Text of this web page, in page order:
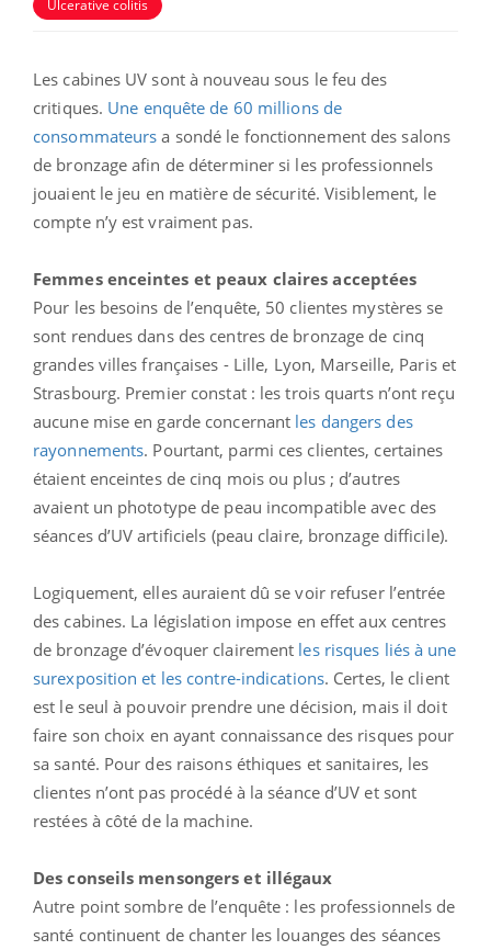
Ulcerative colitis
Les cabines UV sont à nouveau sous le feu des
critiques. Une enquête de 60 millions de
consommateurs a sondé le fonctionnement des salons
de bronzage afin de déterminer si les professionnels
jouaient le jeu en matière de sécurité. Visiblement, le
compte n’y est vraiment pas.
Femmes enceintes et peaux claires acceptées
Pour les besoins de l’enquête, 50 clientes mystères se
sont rendues dans des centres de bronzage de cinq
grandes villes françaises - Lille, Lyon, Marseille, Paris et
Strasbourg. Premier constat : les trois quarts n’ont reçu
aucune mise en garde concernant les dangers des
rayonnements. Pourtant, parmi ces clientes, certaines
étaient enceintes de cinq mois ou plus ; d’autres
avaient un phototype de peau incompatible avec des
séances d’UV artificiels (peau claire, bronzage difficile).
Logiquement, elles auraient dû se voir refuser l’entrée
des cabines. La législation impose en effet aux centres
de bronzage d’évoquer clairement les risques liés à une
surexposition et les contre-indications. Certes, le client
est le seul à pouvoir prendre une décision, mais il doit
faire son choix en ayant connaissance des risques pour
sa santé. Pour des raisons éthiques et sanitaires, les
clientes n’ont pas procédé à la séance d’UV et sont
restées à côté de la machine.
Des conseils mensongers et illégaux
Autre point sombre de l’enquête : les professionnels de
santé continuent de chanter les louanges des séances